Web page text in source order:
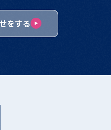
をする